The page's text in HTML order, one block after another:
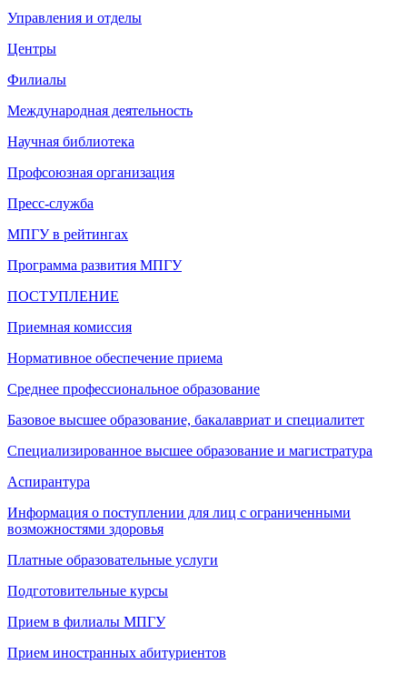
Управления и отделы
Центры
Филиалы
Международная деятельность
Научная библиотека
Профсоюзная организация
Пресс-служба
МПГУ в рейтингах
Программа развития МПГУ
ПОСТУПЛЕНИЕ
Приемная комиссия
Нормативное обеспечение приема
Среднее профессиональное образование
Базовое высшее образование, бакалавриат и специалитет
Специализированное высшее образование и магистратура
Аспирантура
Информация о поступлении для лиц с ограниченными
возможностями здоровья
Платные образовательные услуги
Подготовительные курсы
Прием в филиалы МПГУ
Прием иностранных абитуриентов